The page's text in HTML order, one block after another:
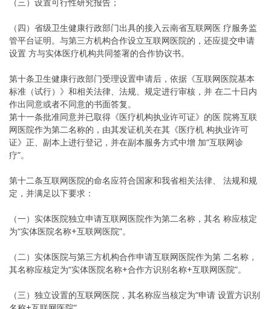
（四）省级卫生健康行政部门出具的接入云南省互联网医 疗服务监
管平台证明。与第三方机构合作设立互联网医院的，还应提交申请
设置 方与实体医疗机构共同签署的合作协议书。
第十条卫生健康行政部门受理设置申请后，依据《互联网医院基本
标准（试行）》和相关法律、法规、规定进行审核，并 在二十日内
作出同意或者不同意的书面答复。
第十一条批准同意并已取得《医疗机构执业许可证》的医 院将互联
网医院作为第二名称的，由其发证机关在其《医疗机 构执业许可
证》正、副本上进行登记，并在副本服务方式中增 加“互联网诊
疗”。
第十二条互联网医院的命名应符合国家和我省相关法律、 法规和规
定，并满足以下要求：
（一）实体医院独立申请互联网医院作为第二名称，其名 称应核定
为“实体医院名称+互联网医院”。
（二）实体医院与第三方机构合作申请互联网医院作为第 二名称，
其名称应核定为“实体医院名称+合作方识别名称+互联网医院”。
（三）独立设置的互联网医院，其名称应当核定为“申请 设置方识别